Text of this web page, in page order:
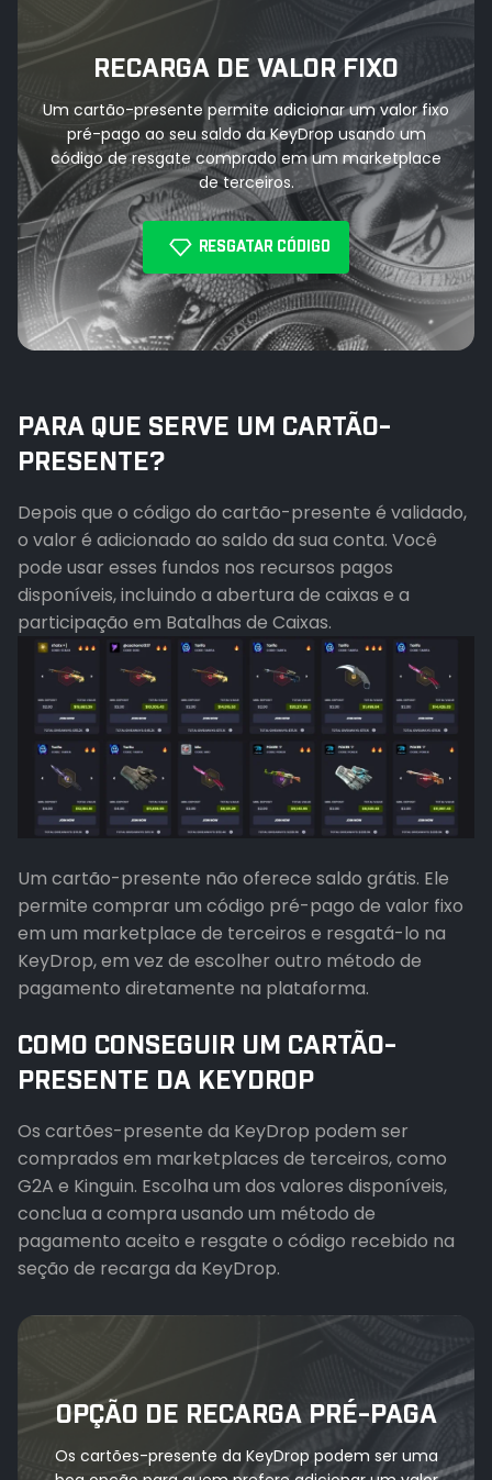
RECARGA DE VALOR FIXO
Um cartão-presente permite adicionar um valor fixo
pré-pago ao seu saldo da KeyDrop usando um
código de resgate comprado em um marketplace
de terceiros.
RESGATAR CÓDIGO
PARA QUE SERVE UM CARTÃO-
PRESENTE?
Depois que o código do cartão-presente é validado,
o valor é adicionado ao saldo da sua conta. Você
pode usar esses fundos nos recursos pagos
disponíveis, incluindo a abertura de caixas e a
participação em Batalhas de Caixas.
Um cartão-presente não oferece saldo grátis. Ele
permite comprar um código pré-pago de valor fixo
em um marketplace de terceiros e resgatá-lo na
KeyDrop, em vez de escolher outro método de
pagamento diretamente na plataforma.
COMO CONSEGUIR UM CARTÃO-
PRESENTE DA KEYDROP
Os cartões-presente da KeyDrop podem ser
comprados em marketplaces de terceiros, como
G2A e Kinguin. Escolha um dos valores disponíveis,
conclua a compra usando um método de
pagamento aceito e resgate o código recebido na
seção de recarga da KeyDrop.
OPÇÃO DE RECARGA PRÉ-PAGA
Os cartões-presente da KeyDrop podem ser uma